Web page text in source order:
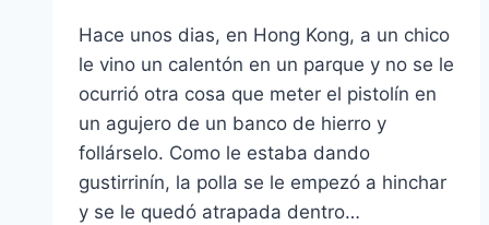
Hace unos dias, en Hong Kong, a un chico
le vino un calentón en un parque y no se le
ocurrió otra cosa que meter el pistolí­n en
un agujero de un banco de hierro y
follárselo. Como le estaba dando
gustirriní­n, la polla se le empezó a hinchar
y se le quedó atrapada dentro…